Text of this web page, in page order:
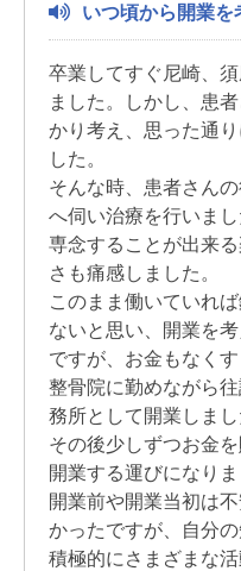
いつ頃から開業を
卒業してすぐ尼崎、
ました。しかし、患
かり考え、思った通
した。
そんな時、患者さん
へ伺い治療を行いま
専念することが出来
さも痛感しました。
このまま働いていれ
ないと思い、開業を
ですが、お金もなく
整骨院に勤めながら
務所として開業しまし
その後少しずつお金
開業する運びになりま
開業前や開業当初は
かったですが、自分
積極的にさまざまな活